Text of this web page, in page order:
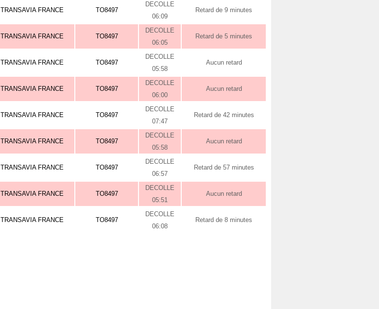
TRANSAVIA FRANCE TO8497
DECOLLE
06:09
Retard de 9 minutes
TRANSAVIA FRANCE TO8497
DECOLLE
06:05
Retard de 5 minutes
TRANSAVIA FRANCE TO8497
DECOLLE
05:58
Aucun retard
TRANSAVIA FRANCE TO8497
DECOLLE
06:00
Aucun retard
TRANSAVIA FRANCE TO8497
DECOLLE
07:47
Retard de 42 minutes
TRANSAVIA FRANCE TO8497
DECOLLE
05:58
Aucun retard
TRANSAVIA FRANCE TO8497
DECOLLE
06:57
Retard de 57 minutes
TRANSAVIA FRANCE TO8497
DECOLLE
05:51
Aucun retard
TRANSAVIA FRANCE TO8497
DECOLLE
06:08
Retard de 8 minutes